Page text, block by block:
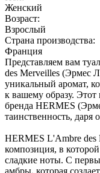
Женский
Возраст:
Взрослый
Страна производства:
Франция
Представляем вам
des Merveilles (Эрмес
уникальный аромат,
к вашему образу.
бренда HERMES
таинственность,
HERMES L'Ambre des
композиция, в
сладкие ноты. С